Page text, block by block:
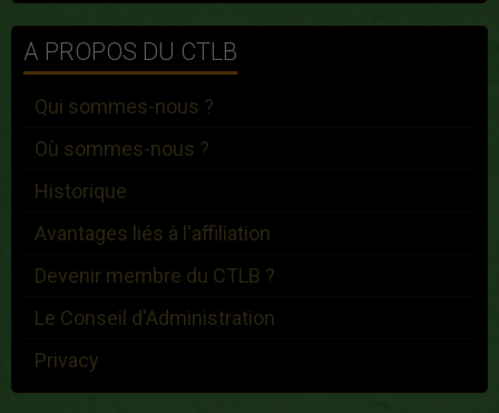
A PROPOS DU CTLB
Qui sommes-nous ?
Où sommes-nous ?
Historique
Avantages liés à l'affiliation
Devenir membre du CTLB ?
Le Conseil d'Administration
Privacy